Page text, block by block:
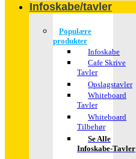
Infoskabe/tavler
Populære
produkter
Infoskabe
Cafe Skrive
Tavler
Opslagstavler
Whiteboard
Tavler
Whiteboard
Tilbehør
Se Alle
Infoskabe-Tavler